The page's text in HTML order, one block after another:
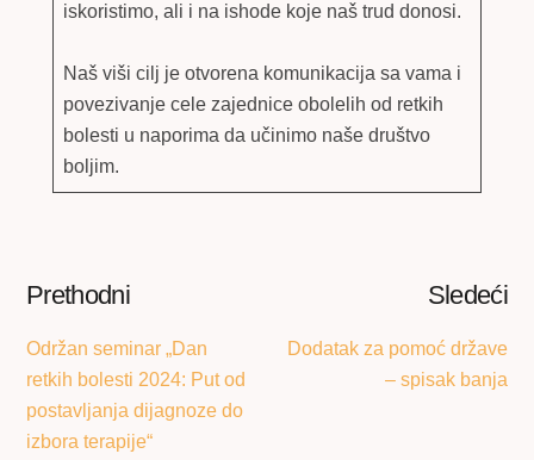
iskoristimo, ali i na ishode koje naš trud donosi.
Naš viši cilj je otvorena komunikacija sa vama i
povezivanje cele zajednice obolelih od retkih
bolesti u naporima da učinimo naše društvo
boljim.
Prethodni
Održan seminar „Dan
retkih bolesti 2024: Put od
postavljanja dijagnoze do
izbora terapije“
Sledeći
Dodatak za pomoć države
– spisak banja